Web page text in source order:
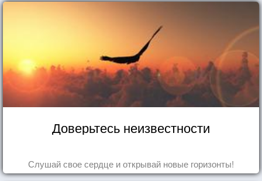
Доверьтесь неизвестности
Слушай свое сердце и открывай новые горизонты!